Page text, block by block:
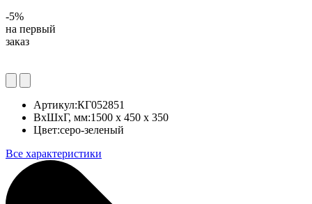
-5%
на первый
заказ
Артикул:КГ052851
ВхШхГ, мм:1500 x 450 x 350
Цвет:серо-зеленый
Все характеристики